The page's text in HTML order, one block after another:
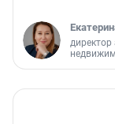
директор